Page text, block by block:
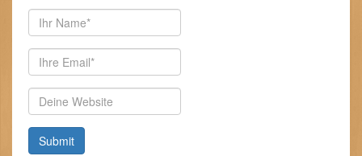
Autor
E-
Mail-
Adresse
Website